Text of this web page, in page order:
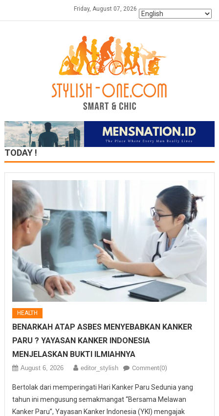
Friday, August 07, 2026
TODAY !
HEALTH
BENARKAH ATAP ASBES MENYEBABKAN KANKER
PARU ? YAYASAN KANKER INDONESIA
MENJELASKAN BUKTI ILMIAHNYA
August 6, 2026 editor_stylish Comment(0)
Bertolak dari memperingati Hari Kanker Paru Sedunia yang
tahun ini mengusung semakmangat “Bersama Melawan
Kanker Paru”, Yayasan Kanker Indonesia (YKI) mengajak